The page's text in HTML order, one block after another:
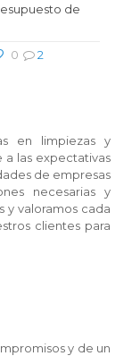
de
2
0
en limpiezas y
a las expectativas
de empresas
necesarias y
y valoramos cada
clientes para
y de un